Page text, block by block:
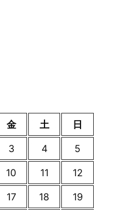
金 土
日
3 4
5
10 11
12
17 18
19